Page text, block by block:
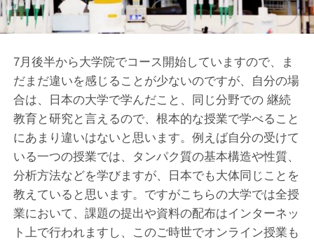
7月後半から大学院でコース開始していますので、ま
だまだ違いを感じることが少ないのですが、自分の場
合は、日本の大学で学んだこと、同じ分野での 継続
教育と研究と言えるので、根本的な授業で学べること
にあまり違いはないと思います。例えば自分の受けて
いる一つの授業では、タンパク質の基本構造や性質、
分析方法などを学びますが、日本でも大体同じことを
教えていると思います。ですがこちらの大学では全授
業において、課題の提出や資料の配布はインターネッ
ト上で行われますし、このご時世でオンライン授業も